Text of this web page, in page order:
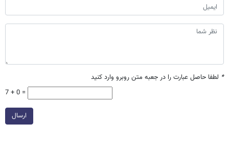
* لطفا حاصل عبارت را در جعبه متن روبرو وارد کنید
7 + 0 =
ارسال